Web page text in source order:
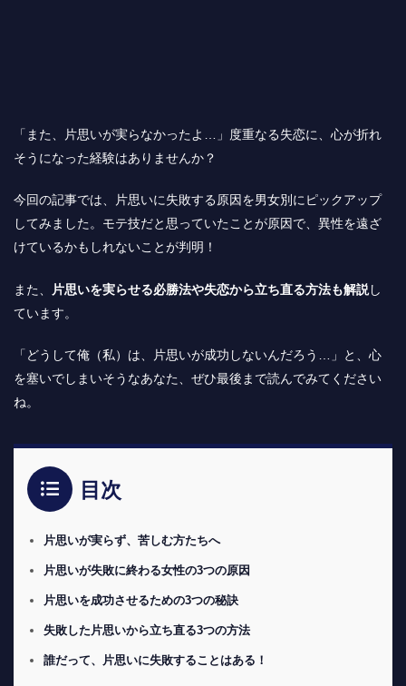
「また、片思いが実らなかったよ…」度重なる失恋に、心が折れ
そうになった経験はありませんか？
今回の記事では、片思いに失敗する原因を男女別にピックアップ
してみました。モテ技だと思っていたことが原因で、異性を遠ざ
けているかもしれないことが判明！
また、 片思いを実らせる必勝法や失恋から立ち直る方法も解説 し
ています。
「どうして俺（私）は、片思いが成功しないんだろう…」と、心
を塞いでしまいそうなあなた、ぜひ最後まで読んでみてください
ね。
目次
片思いが実らず、苦しむ方たちへ
片思いが失敗に終わる女性の3つの原因
片思いを成功させるための3つの秘訣
失敗した片思いから立ち直る3つの方法
誰だって、片思いに失敗することはある！